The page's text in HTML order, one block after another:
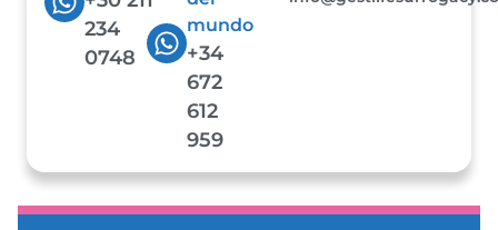
234
0748
mundo
+34
672
612
959